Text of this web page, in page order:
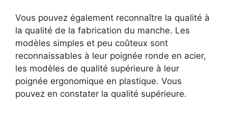
Vous pouvez également reconnaître la qualité à
la qualité de la fabrication du manche. Les
modèles simples et peu coûteux sont
reconnaissables à leur poignée ronde en acier,
les modèles de qualité supérieure à leur
poignée ergonomique en plastique. Vous
pouvez en constater la qualité supérieure.